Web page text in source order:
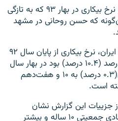
نتایج گزارش مرکز آمار ایران از نرخ بیکاری در بهار ۹۳ که به‌ تازگی
که حسن روحانی در مشهد
بر اساس این گزارش مرکز آمار ایران، نرخ بیکاری از پایان سال ۹۲
که رقمی معادل ۱۰ و ۴ دهم درصد (۱۰.۴ درصد) بود در بهار سال
۹۳ با افزایش سه‌دهم درصدی(۰.۳ درصد) به ۱۰ و هفت‌دهم
جزییات این گزارش نشان
می‌دهد که نرخ مشارکت اقتصادی جمعیتی ۱۰ ساله و بیشتر